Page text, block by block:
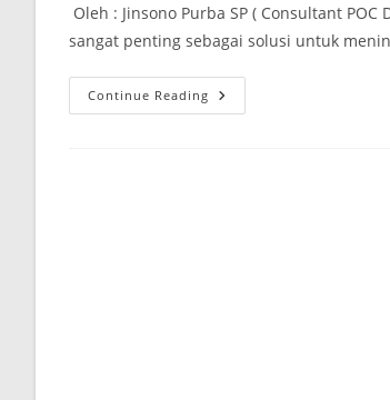
Oleh : Jinsono Purba SP ( Consultant
sangat penting sebagai solusi untuk
Continue Reading